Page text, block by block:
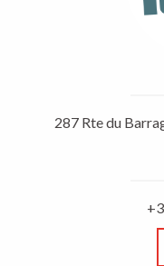
287 Rte du